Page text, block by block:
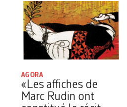
AGORA
«Les affiches de
Marc Rudin ont